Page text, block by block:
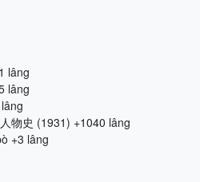
lâng
lâng
物史 (1931) +1040 lâng
+3 lâng